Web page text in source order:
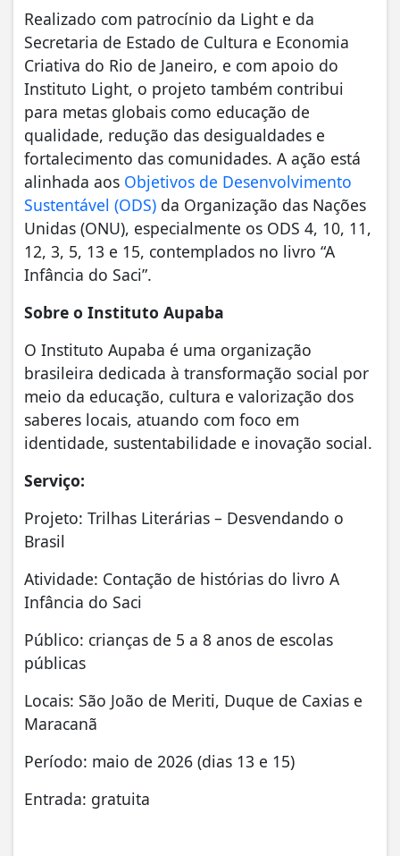
Realizado com patrocínio da Light e da
Secretaria de Estado de Cultura e Economia
Criativa do Rio de Janeiro, e com apoio do
Instituto Light, o projeto também contribui
para metas globais como educação de
qualidade, redução das desigualdades e
fortalecimento das comunidades. A ação está
alinhada aos Objetivos de Desenvolvimento
Sustentável (ODS) da Organização das Nações
Unidas (ONU), especialmente os ODS 4, 10, 11,
12, 3, 5, 13 e 15, contemplados no livro “A
Infância do Saci”.
Sobre o Instituto Aupaba
O Instituto Aupaba é uma organização
brasileira dedicada à transformação social por
meio da educação, cultura e valorização dos
saberes locais, atuando com foco em
identidade, sustentabilidade e inovação social.
Serviço:
Projeto: Trilhas Literárias – Desvendando o
Brasil
Atividade: Contação de histórias do livro A
Infância do Saci
Público: crianças de 5 a 8 anos de escolas
públicas
Locais: São João de Meriti, Duque de Caxias e
Maracanã
Período: maio de 2026 (dias 13 e 15)
Entrada: gratuita